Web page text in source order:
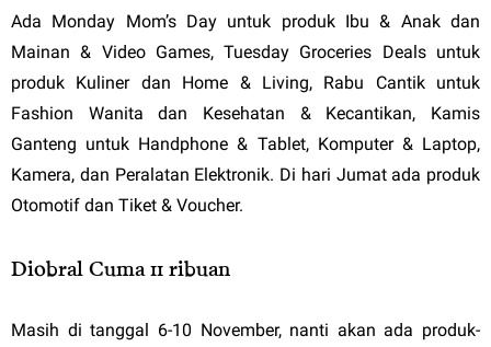
Ada Monday Mom’s Day untuk produk Ibu & Anak dan
Mainan & Video Games, Tuesday Groceries Deals untuk
produk Kuliner dan Home & Living, Rabu Cantik untuk
Fashion Wanita dan Kesehatan & Kecantikan, Kamis
Ganteng untuk Handphone & Tablet, Komputer & Laptop,
Kamera, dan Peralatan Elektronik. Di hari Jumat ada produk
Otomotif dan Tiket & Voucher.
Diobral Cuma 11 ribuan
Masih di tanggal 6-10 November, nanti akan ada produk-